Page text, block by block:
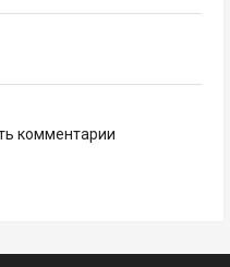
комментарии